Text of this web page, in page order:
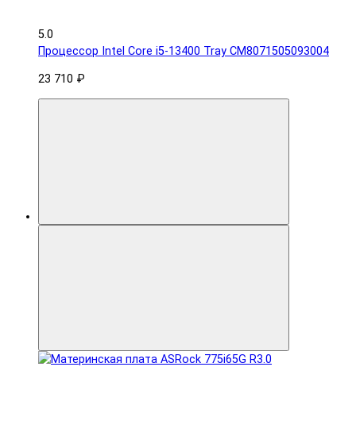
5.0
Процессор Intel Core i5-13400 Tray CM8071505093004
23 710 ₽